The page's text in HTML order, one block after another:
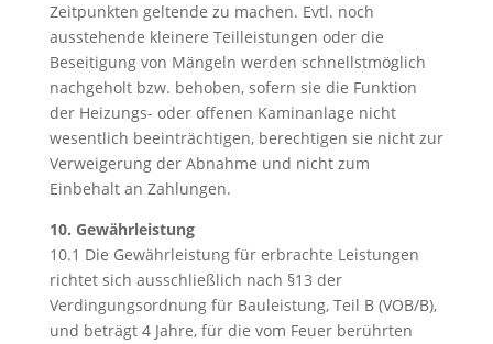
Zeitpunkten geltende zu machen. Evtl. noch
ausstehende kleinere Teilleistungen oder die
Beseitigung von Mängeln werden schnellstmöglich
nachgeholt bzw. behoben, sofern sie die Funktion
der Heizungs- oder offenen Kaminanlage nicht
wesentlich beeinträchtigen, berechtigen sie nicht zur
Verweigerung der Abnahme und nicht zum
Einbehalt an Zahlungen.
10. Gewährleistung
10.1 Die Gewährleistung für erbrachte Leistungen
richtet sich ausschließlich nach §13 der
Verdingungsordnung für Bauleistung, Teil B (VOB/B),
und beträgt 4 Jahre, für die vom Feuer berührten